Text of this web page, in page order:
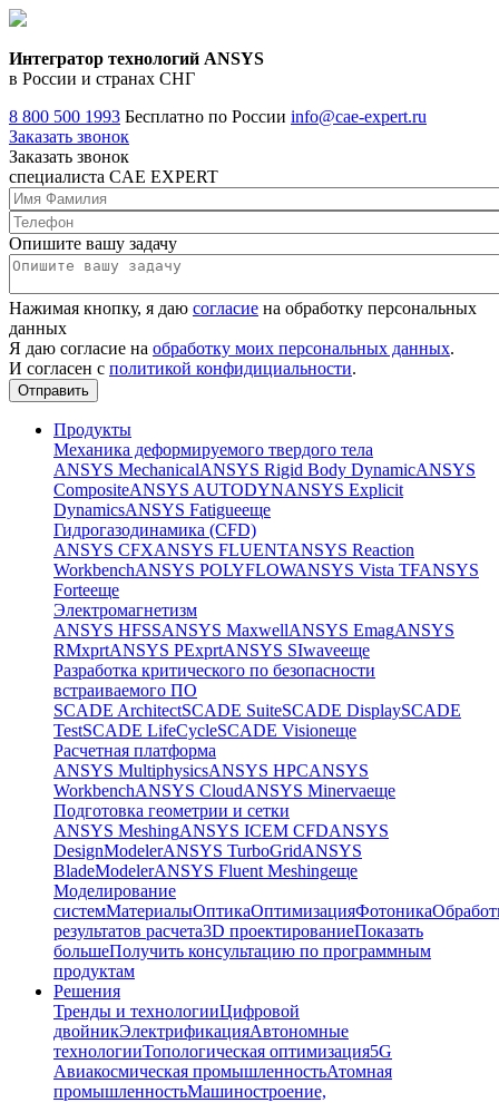
Интегратор технологий ANSYS
в России и странах СНГ
8 800 500 1993 Бесплатно по России info@cae-expert.ru
Заказать звонок
Заказать звонок
специалиста CAE EXPERT
Опишите вашу задачу
Нажимая кнопку, я даю согласие на обработку персональных
данных
Я даю согласие на обработку моих персональных данных.
И согласен с политикой конфидициальности.
Продукты
Механика деформируемого твердого тела
ANSYS MechanicalANSYS Rigid Body DynamicANSYS
CompositeANSYS AUTODYNANSYS Explicit
DynamicsANSYS Fatigueеще
Гидрогазодинамика (CFD)
ANSYS CFXANSYS FLUENTANSYS Reaction
WorkbenchANSYS POLYFLOWANSYS Vista TFANSYS
Forteеще
Электромагнетизм
ANSYS HFSSANSYS MaxwellANSYS EmagANSYS
RMxprtANSYS PExprtANSYS SIwaveеще
Разработка критического по безопасности
встраиваемого ПО
SCADE ArchitectSCADE SuiteSCADE DisplaySCADE
TestSCADE LifeCycleSCADE Visionеще
Расчетная платформа
ANSYS MultiphysicsANSYS HPCANSYS
WorkbenchANSYS CloudANSYS Minervaеще
Подготовка геометрии и сетки
ANSYS MeshingANSYS ICEM CFDANSYS
DesignModelerANSYS TurboGridANSYS
BladeModelerANSYS Fluent Meshingеще
Моделирование
системМатериалыОптикаОптимизацияФотоника
результатов расчета3D проектированиеПоказать
большеПолучить консультацию по программным
продуктам
Решения
Тренды и технологииЦифровой
двойникЭлектрификацияАвтономные
технологииТопологическая оптимизация5G
Авиакосмическая промышленностьАтомная
промышленностьМашиностроение,